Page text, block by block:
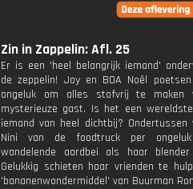
Zin in Zappelin: Afl. 25
Er is een 'heel belangrijk iemand'
de zeppelin! Joy en BOA Noël
ongeluk om alles stofvrij te maken
mysterieuze gast. Is het een
iemand van heel dichtbij? Ondertussen
Nini van de foodtruck per
wandelende aardbei als haar
Gelukkig schieten haar vrienden te
'bananenwondermiddel' van Buurman